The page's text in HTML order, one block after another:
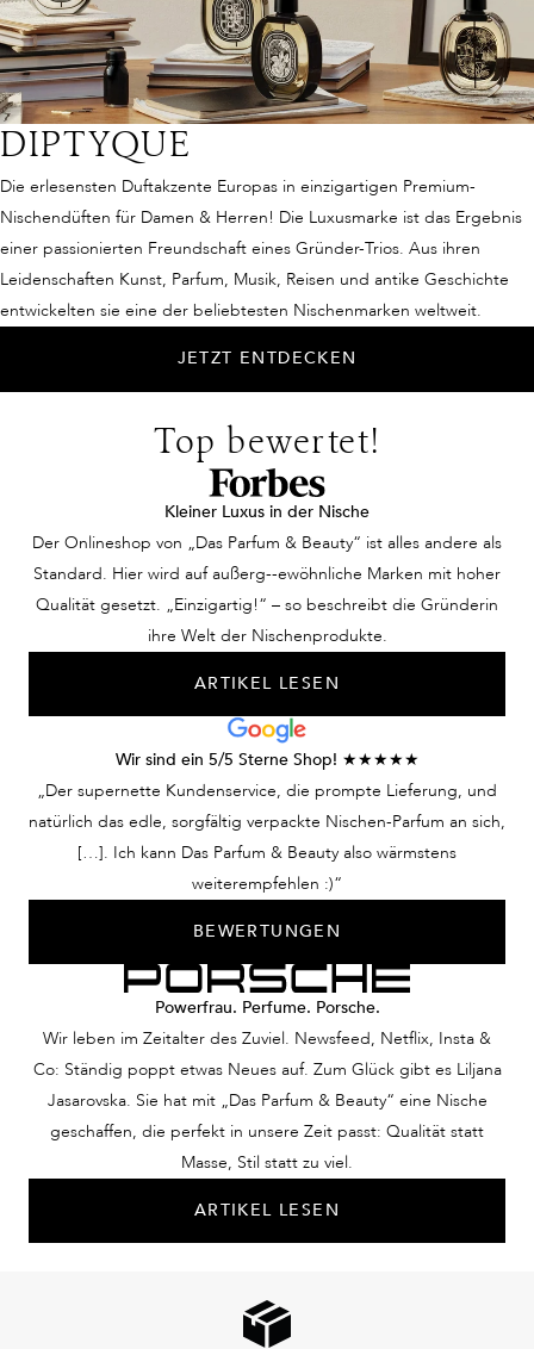
DIPTYQUE
Die erlesensten Duftakzente Europas in einzigartigen Premium-
Nischendüften für Damen & Herren! Die Luxusmarke ist das Ergebnis
einer passionierten Freundschaft eines Gründer-Trios. Aus ihren
Leidenschaften Kunst, Parfum, Musik, Reisen und antike Geschichte
entwickelten sie eine der beliebtesten Nischenmarken weltweit.
JETZT ENTDECKEN
Top bewertet!
Kleiner Luxus in der Nische
Der Onlineshop von „Das Parfum & Beauty“ ist alles andere als
Standard. Hier wird auf außerg--ewöhnliche Marken mit hoher
Qualität gesetzt. „Einzigartig!“ – so beschreibt die Gründerin
ihre Welt der Nischenprodukte.
ARTIKEL LESEN
Wir sind ein 5/5 Sterne Shop! ★★★★★
„Der supernette Kundenservice, die prompte Lieferung, und
natürlich das edle, sorgfältig verpackte Nischen-Parfum an sich,
[…]. Ich kann Das Parfum & Beauty also wärmstens
weiterempfehlen :)“
BEWERTUNGEN
Powerfrau. Perfume. Porsche.
Wir leben im Zeitalter des Zuviel. Newsfeed, Netflix, Insta &
Co: Ständig poppt etwas Neues auf. Zum Glück gibt es Liljana
Jasarovska. Sie hat mit „Das Parfum & Beauty“ eine Nische
geschaffen, die perfekt in unsere Zeit passt: Qualität statt
Masse, Stil statt zu viel.
ARTIKEL LESEN